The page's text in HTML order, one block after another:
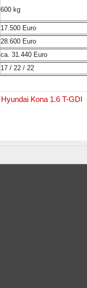
600 kg
17.500 Euro
28.600 Euro
ca. 31.440 Euro
17 / 22 / 22
Hyundai Kona 1.6 T-GDI